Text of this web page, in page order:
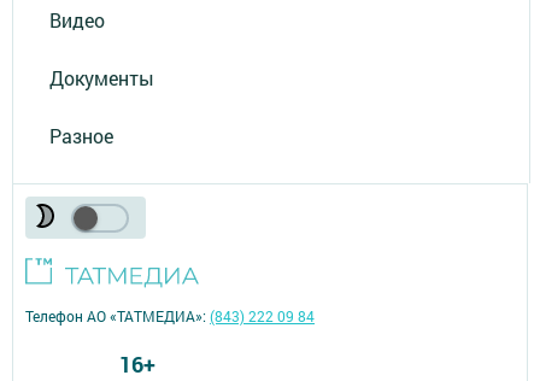
Видео
Документы
Разное
Телефон АО «ТАТМЕДИА»:(843) 222 09 84
16+